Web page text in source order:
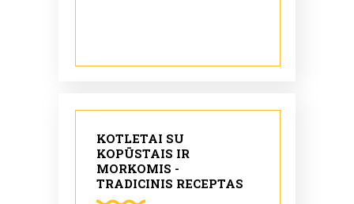
KOTLETAI SU
KOPŪSTAIS IR
MORKOMIS -
TRADICINIS RECEPTAS